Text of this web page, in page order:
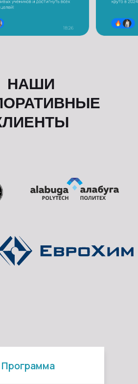
НАШИ
Программа
сюда: